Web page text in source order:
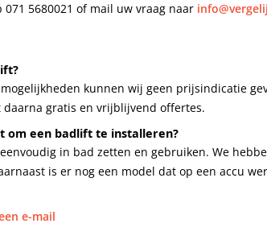
5680021 of mail uw vraag naar
kunnen wij geen prijsindicatie
daarna gratis en vrijblijvend offertes.
om een badlift te installeren?
in bad zetten en gebruiken. We
is er nog een model dat op een accu
e-mail